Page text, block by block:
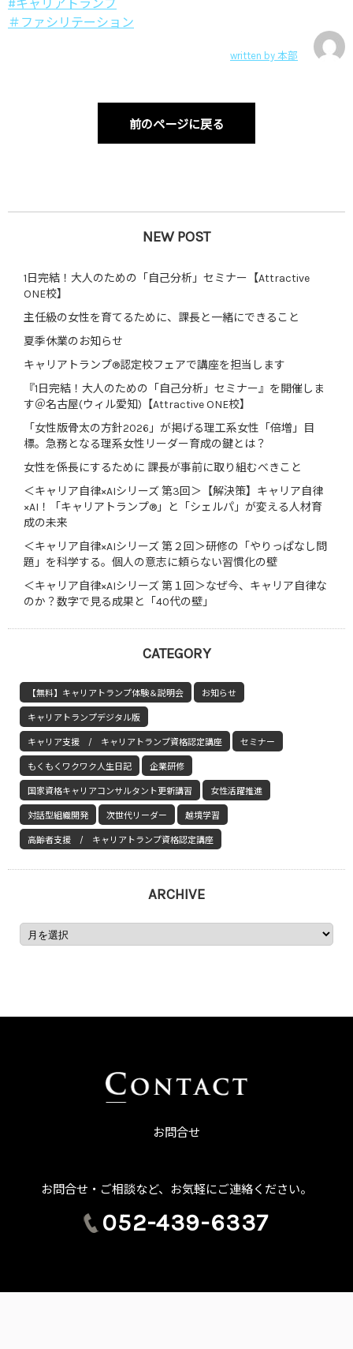
#キャリアトランプ
＃ファシリテーション
written by 本部
前のページに戻る
NEW POST
1日完結！大人のための「自己分析」セミナー【Attractive
ONE校】
主任級の女性を育てるために、課長と一緒にできること
夏季休業のお知らせ
キャリアトランプ®認定校フェアで講座を担当します
『1日完結！大人のための「自己分析」セミナー』を開催しま
す＠名古屋(ウィル愛知)【Attractive ONE校】
「女性版骨太の方針2026」が掲げる理工系女性「倍増」目
標。急務となる理系女性リーダー育成の鍵とは？
女性を係長にするために 課長が事前に取り組むべきこと
＜キャリア自律×AIシリーズ 第3回＞【解決策】キャリア自律
×AI！「キャリアトランプ®」と「シェルパ」が変える人材育
成の未来
＜キャリア自律×AIシリーズ 第２回＞研修の「やりっぱなし問
題」を科学する。個人の意志に頼らない習慣化の壁
＜キャリア自律×AIシリーズ 第１回＞なぜ今、キャリア自律な
のか？数字で見る成果と「40代の壁」
CATEGORY
【無料】キャリアトランプ体験＆説明会 お知らせ
キャリアトランプデジタル版
キャリア支援 / キャリアトランプ資格認定講座 セミナー
もくもくワクワク人生日記 企業研修
国家資格キャリアコンサルタント更新講習 女性活躍推進
対話型組織開発 次世代リーダー 越境学習
高齢者支援 / キャリアトランプ資格認定講座
ARCHIVE
お問合せ
お問合せ・ご相談など、お気軽にご連絡ください。
052-439-6337